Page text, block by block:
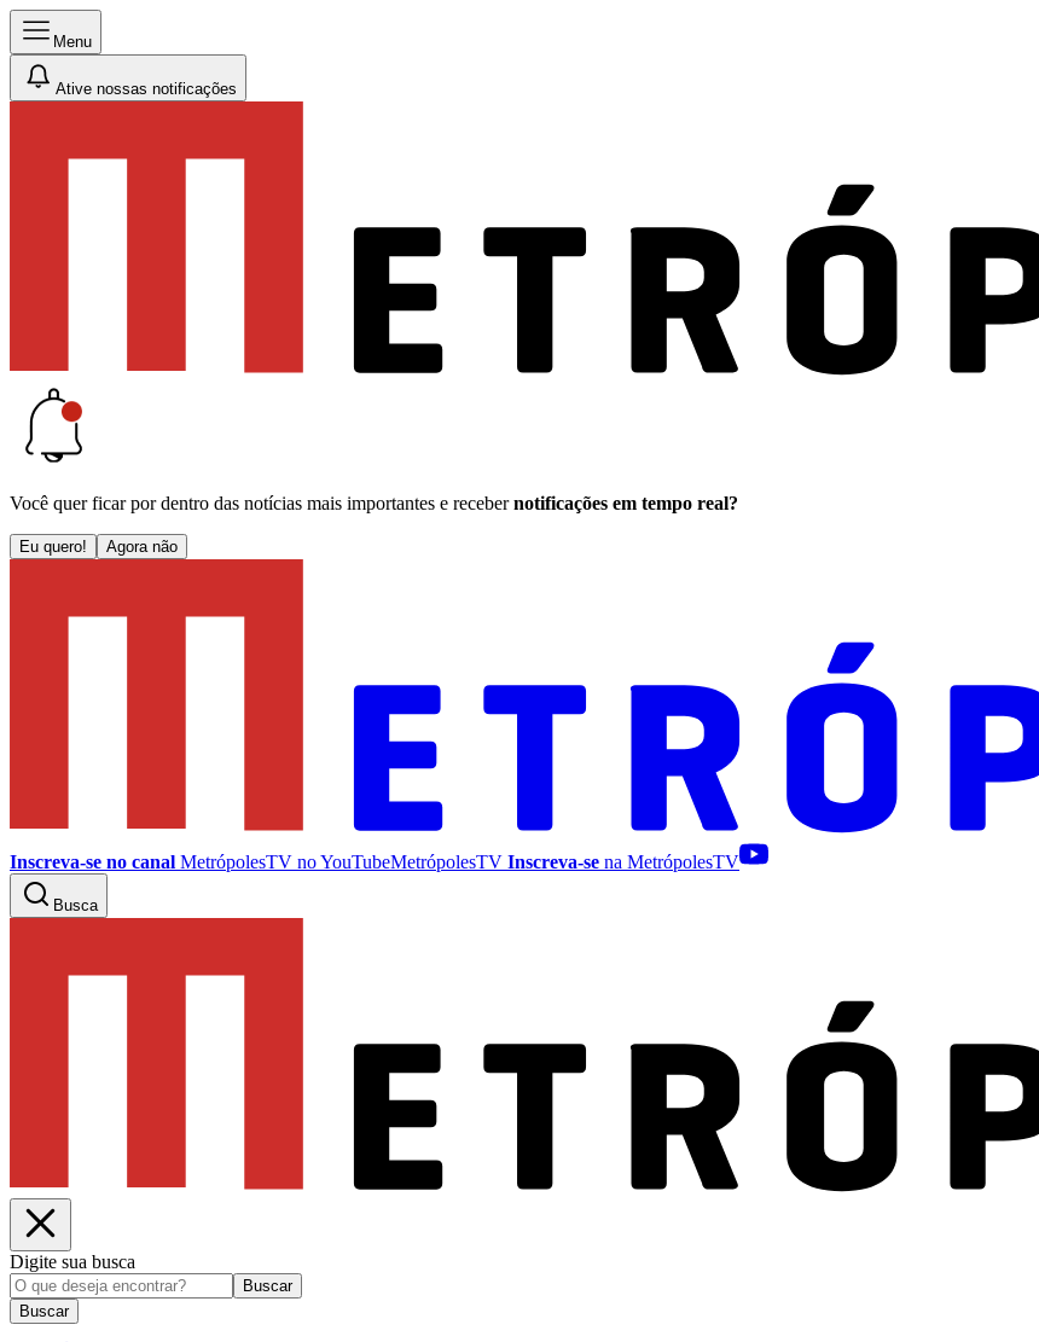
Menu
Ative nossas notificações
Você quer ficar por dentro das notícias mais importantes e receber notificações em tempo real?
Eu quero! Agora não
Inscreva-se no canal MetrópolesTV noYouTubeMetrópolesTV Inscreva-se na MetrópolesTV
Busca
Digite sua busca
Buscar
Buscar